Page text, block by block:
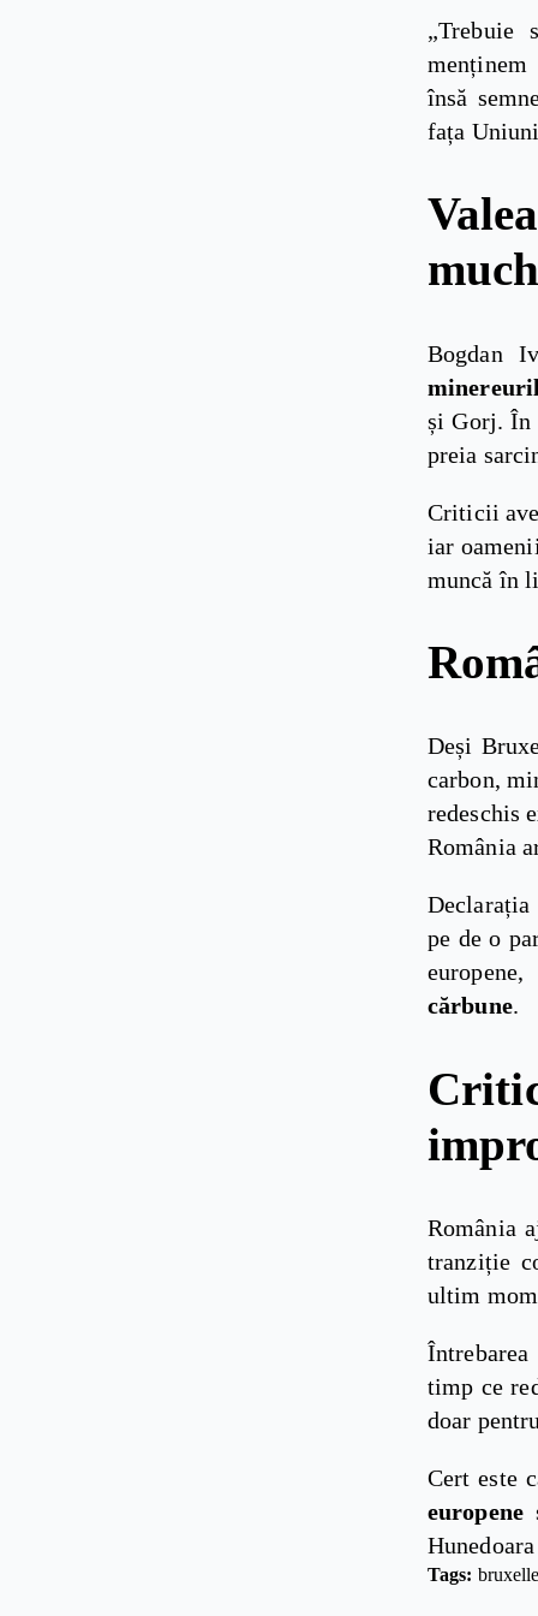
„Trebuie
menținem
însă
fața
Bogdan
și Gorj. În
preia
Criticii
iar
muncă în
Deși
carbon,
redeschis
România
pe de o
cărbune.
România
tranziție
ultim
timp ce
doar
Cert este
europene
Tags: